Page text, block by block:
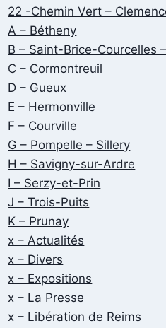
22 -Chemin Vert –
A – Bétheny
B – Saint-Brice-Courcelles
C – Cormontreuil
D – Gueux
E – Hermonville
F – Courville
G – Pompelle – Sillery
H – Savigny-sur-Ardre
I – Serzy-et-Prin
J – Trois-Puits
K – Prunay
x – Actualités
x – Divers
x – Expositions
x – La Presse
x – Libération de Reims